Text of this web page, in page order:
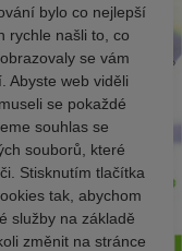
bylo co nejlepší
rychle našli to, co
se vám
Abyste web viděli
se pokaždé
souhlas se
souborů, které
Stisknutím tlačítka
tak, abychom
služby na základě
změnit na stránce